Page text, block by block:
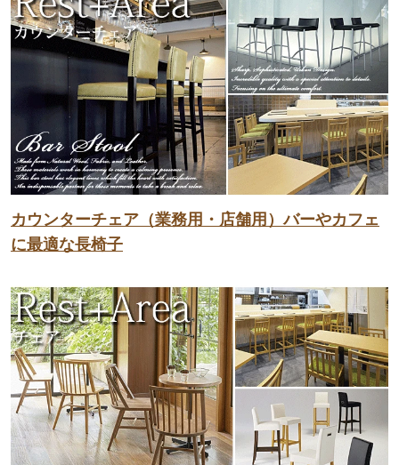
カウンターチェア（業務用・店舗用）バーやカフェ
に最適な長椅子